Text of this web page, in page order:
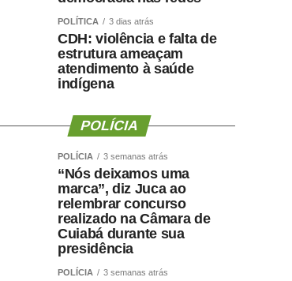
POLÍTICA 3 dias atrás
CDH: violência e falta de
estrutura ameaçam
atendimento à saúde
indígena
POLÍCIA
POLÍCIA 3 semanas atrás
“Nós deixamos uma
marca”, diz Juca ao
relembrar concurso
realizado na Câmara de
Cuiabá durante sua
presidência
POLÍCIA 3 semanas atrás